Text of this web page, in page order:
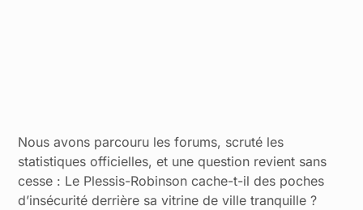
Nous avons parcouru les forums, scruté les
statistiques officielles, et une question revient sans
cesse : Le Plessis-Robinson cache-t-il des poches
d’insécurité derrière sa vitrine de ville tranquille ?